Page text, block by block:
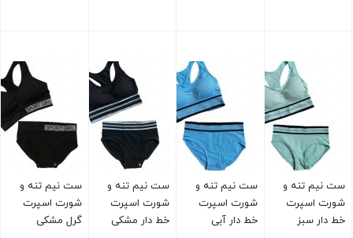
ست نیم تنه و
شورت اسپرت
خط دار سبز
ست نیم تنه و
شورت اسپرت
خط دار آبی
ست نیم تنه و
شورت اسپرت
خط دار مشکی
ست نیم تنه و
شورت اسپرت
گرل مشکی